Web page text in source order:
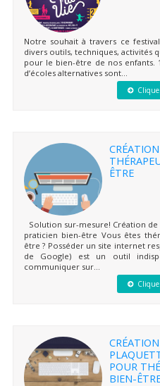
Notre souhait à travers ce
divers outils, techniques, activités
pour le bien-être de nos enfants.
d’écoles alternatives sont...
ÊTRE
Solution sur-mesure! Création
praticien bien-être Vous êtes
être ? Posséder un site internet
de Google) est un outil
communiquer sur...
POUR
BIEN-